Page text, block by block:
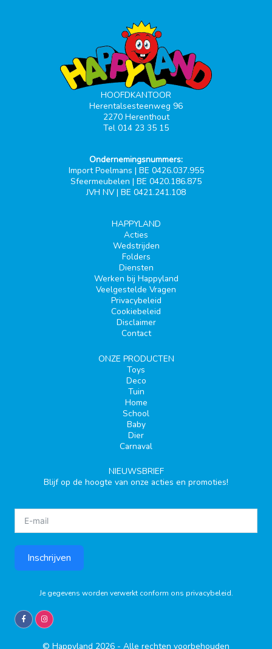
HOOFDKANTOOR
Herentalsesteenweg 96
2270 Herenthout
Tel 014 23 35 15
Ondernemingsnummers:
Import Poelmans | BE 0426.037.955
Sfeermeubelen | BE 0420.186.875
JVH NV | BE 0421.241.108
HAPPYLAND
Acties
Wedstrijden
Folders
Diensten
Werken bij Happyland
Veelgestelde Vragen
Privacybeleid
Cookiebeleid
Disclaimer
Contact
ONZE PRODUCTEN
Toys
Deco
Tuin
Home
School
Baby
Dier
Carnaval
NIEUWSBRIEF
Blijf op de hoogte van onze acties en promoties!
Inschrijven
Je gegevens worden verwerkt conform ons privacybeleid.
© Happyland 2026 - Alle rechten voorbehouden